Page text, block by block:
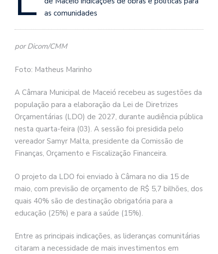
as comunidades
por Dicom/CMM
Foto: Matheus Marinho
A Câmara Municipal de Maceió recebeu as sugestões da
população para a elaboração da Lei de Diretrizes
Orçamentárias (LDO) de 2027, durante audiência pública
nesta quarta-feira (03). A sessão foi presidida pelo
vereador Samyr Malta, presidente da Comissão de
Finanças, Orçamento e Fiscalização Financeira.
O projeto da LDO foi enviado à Câmara no dia 15 de
maio, com previsão de orçamento de R$ 5,7 bilhões, dos
quais 40% são de destinação obrigatória para a
educação (25%) e para a saúde (15%).
Entre as principais indicações, as lideranças comunitárias
citaram a necessidade de mais investimentos em